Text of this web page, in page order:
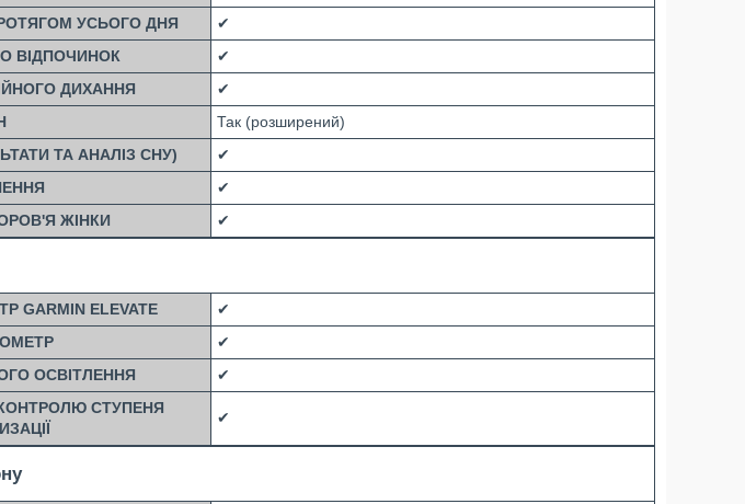
УСЬОГО ДНЯ
✔
ВІДПОЧИНОК
✔
ДИХАННЯ
✔
Так (розширений)
ТА АНАЛІЗ СНУ)
✔
✔
ЖІНКИ
✔
ELEVATE
✔
✔
ОСВІТЛЕННЯ
✔
СТУПЕНЯ
✔